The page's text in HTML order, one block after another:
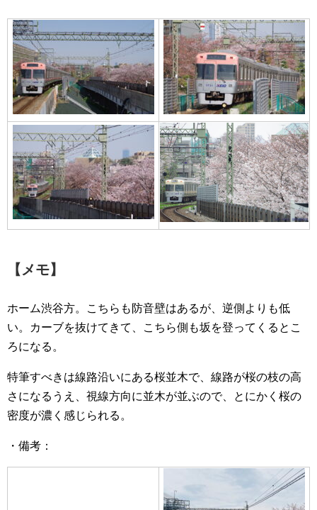
【メモ】
ホーム渋谷方。こちらも防音壁はあるが、逆側よりも低
い。カーブを抜けてきて、こちら側も坂を登ってくるとこ
ろになる。
特筆すべきは線路沿いにある桜並木で、線路が桜の枝の高
さになるうえ、視線方向に並木が並ぶので、とにかく桜の
密度が濃く感じられる。
・備考：